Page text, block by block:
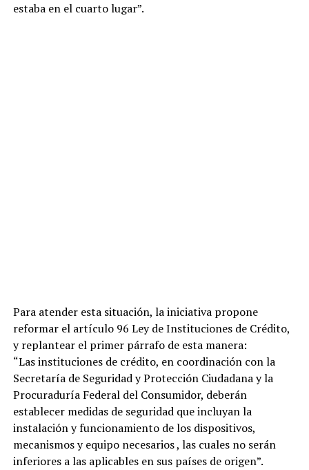
estaba en el cuarto lugar”.
Para atender esta situación, la iniciativa propone
reformar el artículo 96 Ley de Instituciones de Crédito,
y replantear el primer párrafo de esta manera:
“Las instituciones de crédito, en coordinación con la
Secretaría de Seguridad y Protección Ciudadana y la
Procuraduría Federal del Consumidor, deberán
establecer medidas de seguridad que incluyan la
instalación y funcionamiento de los dispositivos,
mecanismos y equipo necesarios , las cuales no serán
inferiores a las aplicables en sus países de origen”.